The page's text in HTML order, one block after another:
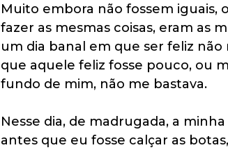
Muito embora não fossem iguais,
fazer as mesmas coisas, eram as
um dia banal em que ser feliz não
que aquele feliz fosse pouco, ou
fundo de mim, não me bastava.
Nesse dia, de madrugada, a
antes que eu fosse calçar as